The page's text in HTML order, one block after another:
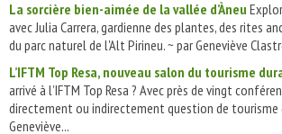
La sorcière bien-aimée de la vallée d’Àneu
avec Julia Carrera, gardienne des plantes, des rites
du parc naturel de l'Alt Pirineu. ~ par Geneviève
L’IFTM Top Resa, nouveau salon du tourisme
arrivé à l’IFTM Top Resa ? Avec près de vingt
directement ou indirectement question de tourisme
Geneviève...